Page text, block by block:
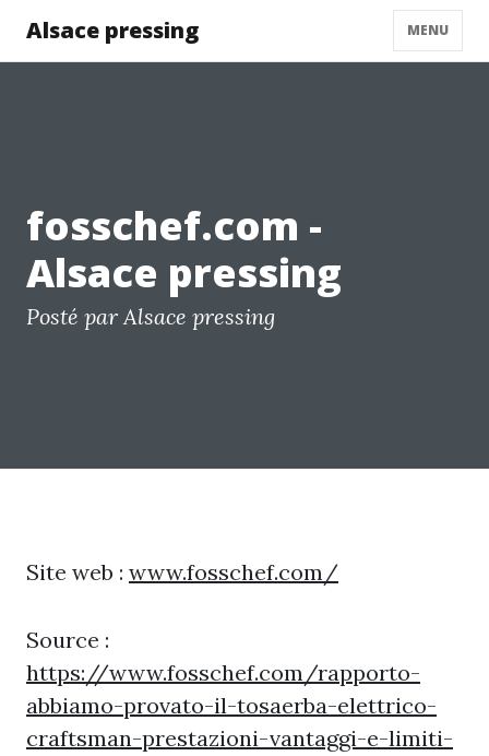
Alsace pressing MENU
fosschef.com -
Alsace pressing
Posté par Alsace pressing
Site web : www.fosschef.com/
Source :
https://www.fosschef.com/rapporto-
abbiamo-provato-il-tosaerba-elettrico-
craftsman-prestazioni-vantaggi-e-limiti-